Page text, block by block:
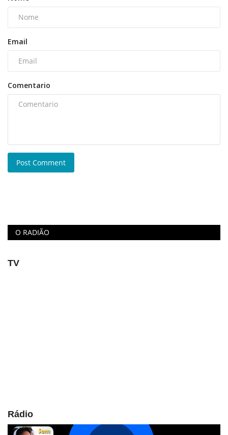
Email
Comentario
Post Comment
O RADIÃO
TV
Rádio